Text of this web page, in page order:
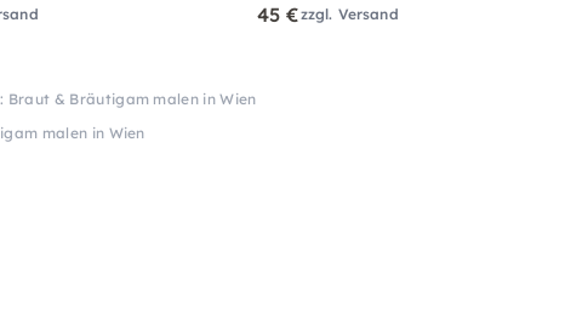
45 €zzgl. Versand
Braut & Bräutigam malen in Wien
malen in Wien